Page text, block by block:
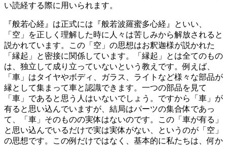
い読経する際に用いられます。
『般若心経』は正式には『般若波羅蜜多心経』といい、
「空」を正しく理解した時に人々は苦しみから解放されると
説かれています。この「空」の思想はお釈迦様が説かれた
「縁起」と密接に関係しています。「縁起」とは全てのもの
は、独立して成り立っていないという教えです。例えば、
「車」はタイヤやボディ、ガラス、ライトなど様々な部品が
縁として集まって車と認識できます。一つの部品を見て
「車」であると思う人はいないでしょう。ですから「車」が
有ると思い込んでいますが、結局はパーツの集合体であっ
て、「車」そのものの実体はないのです。この「車が有る」
と思い込んでいるだけで実は実体がない、というのが「空」
の思想です。この例だけではなく、基本的に私たちは、何か